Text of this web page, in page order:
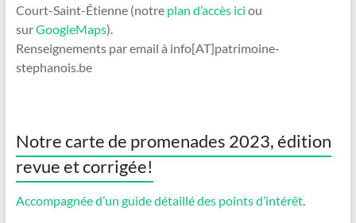
Court-Saint-Étienne (notre plan d’accès ici ou
surGoogleMaps).
Renseignements par email à info[AT]patrimoine-
stephanois.be
Notre carte de promenades 2023, édition
revue et corrigée!
Accompagnée d’un guide détaillé des points d’intérêt.